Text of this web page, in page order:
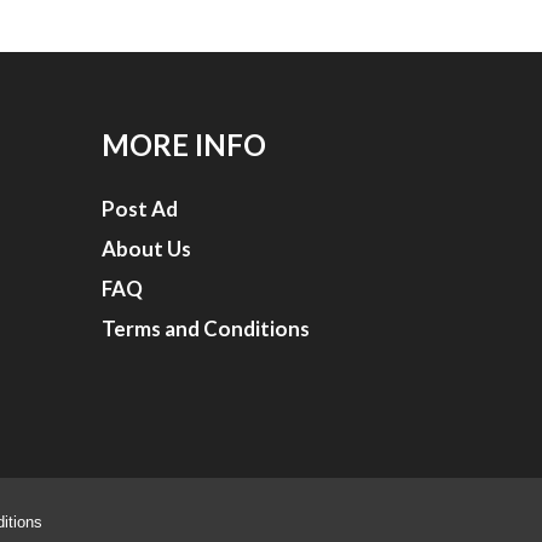
MORE INFO
Post Ad
About Us
FAQ
Terms and Conditions